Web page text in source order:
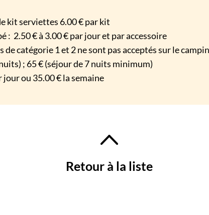
kit serviettes 6.00 € par kit
: 2.50 € à 3.00 € par jour et par accessoire
catégorie 1 et 2 ne sont pas acceptés sur le
; 65 € (séjour de 7 nuits minimum)
ou 35.00 € la semaine
Retour à la liste